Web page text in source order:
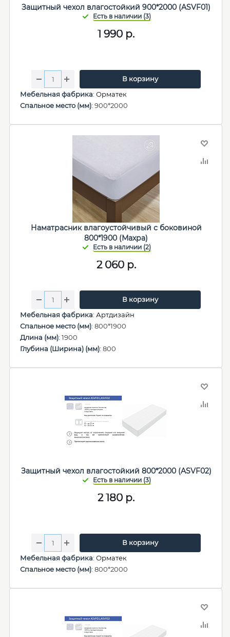
Защитный чехол влагостойкий 900*2000 (ASVF01)
1 990 р.
В корзину
Мебельная фабрика: Орматек
Спальное место (мм): 900*2000
Наматрасник влагоустойчивый с боковиной
800*1900 (Махра)
2 060р.
В корзину
Мебельная фабрика: Артдизайн
Спальное место (мм): 800*1900
Длина (мм): 1900
Глубина (Ширина) (мм): 800
Защитный чехол влагостойкий 800*2000 (ASVF02)
2 180 р.
В корзину
Мебельная фабрика: Орматек
Спальное место (мм): 800*2000